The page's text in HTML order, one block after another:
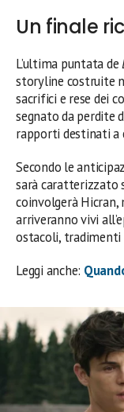
Un finale
L’ultima puntata de
storyline costruite
sacrifici e rese dei
segnato da perdite
rapporti destinati a
Secondo le
sarà caratterizzato
coinvolgerà Hicran,
arriveranno vivi
ostacoli, tradimenti
Leggi anche: